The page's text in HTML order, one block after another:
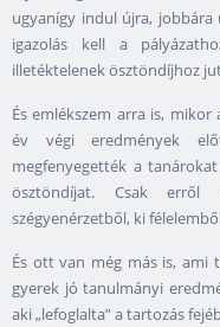
ugyanígy indul újra, jobbára
igazolás kell a
illetéktelenek ösztöndíjhoz
És emlékszem arra is,
év végi eredmények
megfenyegették a
ösztöndíjat. Csak erről
szégyenérzetből, ki
És ott van még más is, ami
gyerek jó tanulmányi
aki „lefoglalta” a tartozás